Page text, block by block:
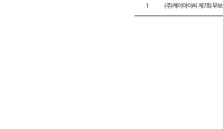
1 (주)케이아이씨 제7회 무